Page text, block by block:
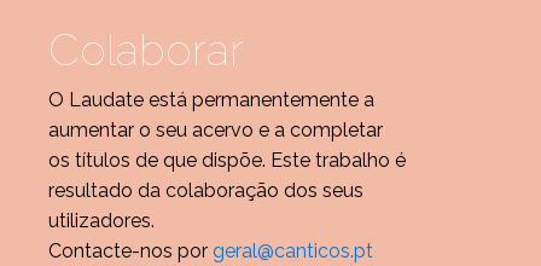
Colaborar
O Laudate está permanentemente a
aumentar o seu acervo e a completar
os títulos de que dispõe. Este trabalho é
resultado da colaboração dos seus
utilizadores.
Contacte-nos por geral@canticos.pt